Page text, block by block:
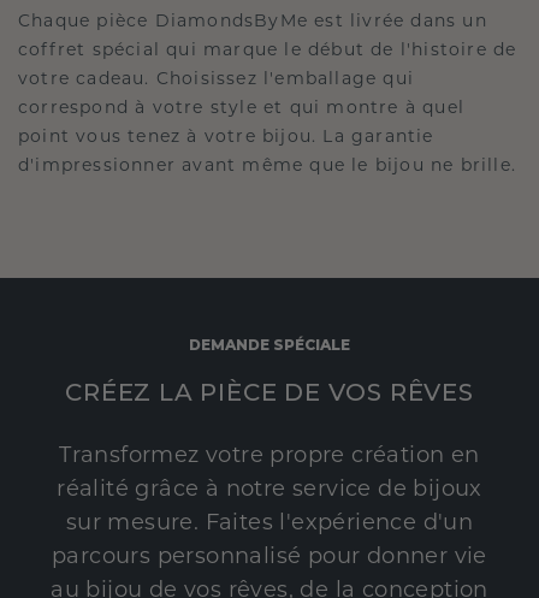
Chaque pièce DiamondsByMe est livrée dans un
coffret spécial qui marque le début de l'histoire de
votre cadeau. Choisissez l'emballage qui
correspond à votre style et qui montre à quel
point vous tenez à votre bijou. La garantie
d'impressionner avant même que le bijou ne brille.
DEMANDE SPÉCIALE
CRÉEZ LA PIÈCE DE VOS RÊVES
Transformez votre propre création en
réalité grâce à notre service de bijoux
sur mesure. Faites l'expérience d'un
parcours personnalisé pour donner vie
au bijou de vos rêves, de la conception